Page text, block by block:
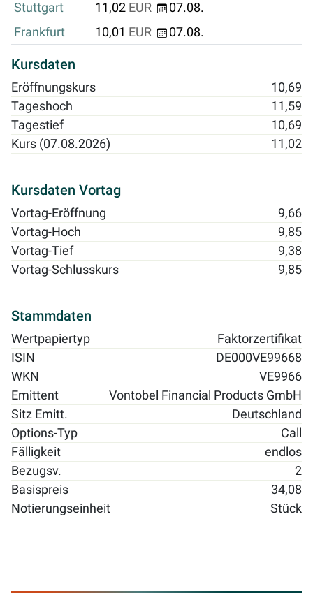
Stuttgart
11,02 EUR
07.08.
Frankfurt
10,01 EUR 07.08.
Kursdaten
Eröffnungskurs
10,69
Tageshoch
11,59
Tagestief
10,69
Kurs (07.08.2026)
11,02
Kursdaten Vortag
Vortag-Eröffnung
9,66
Vortag-Hoch
9,85
Vortag-Tief
9,38
Vortag-Schlusskurs
9,85
Stammdaten
Wertpapiertyp
Faktorzertifikat
ISIN
DE000VE99668
WKN
VE9966
Emittent
Vontobel Financial Products GmbH
Sitz Emitt.
Deutschland
Options-Typ
Call
Fälligkeit
endlos
Bezugsv.
2
Basispreis
34,08
Notierungseinheit
Stück